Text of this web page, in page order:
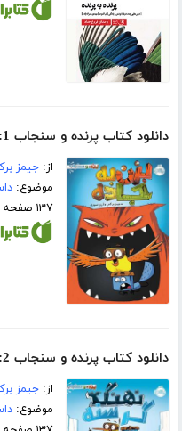
دانلود کتاب پرنده و سنجاب 1: بزن به جاده
از:جیمز
موضوع:
۱۳۷ صفحه
دانلود کتاب پرنده و سنجاب 2: نهنگ گرسنه
از:جیمز
موضوع: